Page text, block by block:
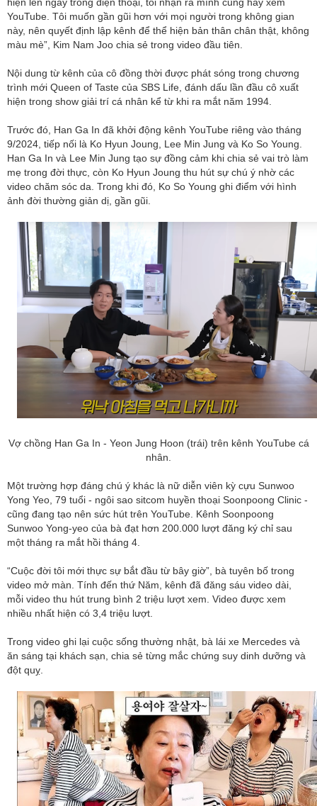
YouTube. Tôi muốn gần gũi hơn với mọi người trong không gian
này, nên quyết định lập kênh để thể hiện bản thân chân thật, không
màu mè”, Kim Nam Joo chia sẻ trong video đầu tiên.
Nội dung từ kênh của cô đồng thời được phát sóng trong chương
trình mới Queen of Taste của SBS Life, đánh dấu lần đầu cô xuất
hiện trong show giải trí cá nhân kể từ khi ra mắt năm 1994.
Trước đó, Han Ga In đã khởi động kênh YouTube riêng vào tháng
9/2024, tiếp nối là Ko Hyun Joung, Lee Min Jung và Ko So Young.
Han Ga In và Lee Min Jung tạo sự đồng cảm khi chia sẻ vai trò làm
mẹ trong đời thực, còn Ko Hyun Joung thu hút sự chú ý nhờ các
video chăm sóc da. Trong khi đó, Ko So Young ghi điểm với hình
ảnh đời thường giản dị, gần gũi.
Vợ chồng Han Ga In - Yeon Jung Hoon (trái) trên kênh YouTube cá
nhân.
Một trường hợp đáng chú ý khác là nữ diễn viên kỳ cựu Sunwoo
Yong Yeo, 79 tuổi - ngôi sao sitcom huyền thoại Soonpoong Clinic -
cũng đang tạo nên sức hút trên YouTube. Kênh Soonpoong
Sunwoo Yong-yeo của bà đạt hơn 200.000 lượt đăng ký chỉ sau
một tháng ra mắt hồi tháng 4.
“Cuộc đời tôi mới thực sự bắt đầu từ bây giờ”, bà tuyên bố trong
video mở màn. Tính đến thứ Năm, kênh đã đăng sáu video dài,
mỗi video thu hút trung bình 2 triệu lượt xem. Video được xem
nhiều nhất hiện có 3,4 triệu lượt.
Trong video ghi lại cuộc sống thường nhật, bà lái xe Mercedes và
ăn sáng tại khách sạn, chia sẻ từng mắc chứng suy dinh dưỡng và
đột quỵ.